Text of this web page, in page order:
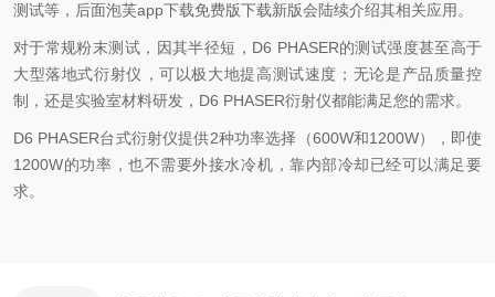
测试等，后面泡芙app下载免费版下载新版会陆续介绍其相关应用。
对于常规粉末测试，因其半径短，D6 PHASER的测试强度甚至高于
大型落地式衍射仪，可以极大地提高测试速度；无论是产品质量控
制，还是实验室材料研发，D6 PHASER衍射仪都能满足您的需求。
D6 PHASER台式衍射仪提供2种功率选择（600W和1200W），即使
1200W的功率，也不需要外接水冷机，靠内部冷却已经可以满足要
求。